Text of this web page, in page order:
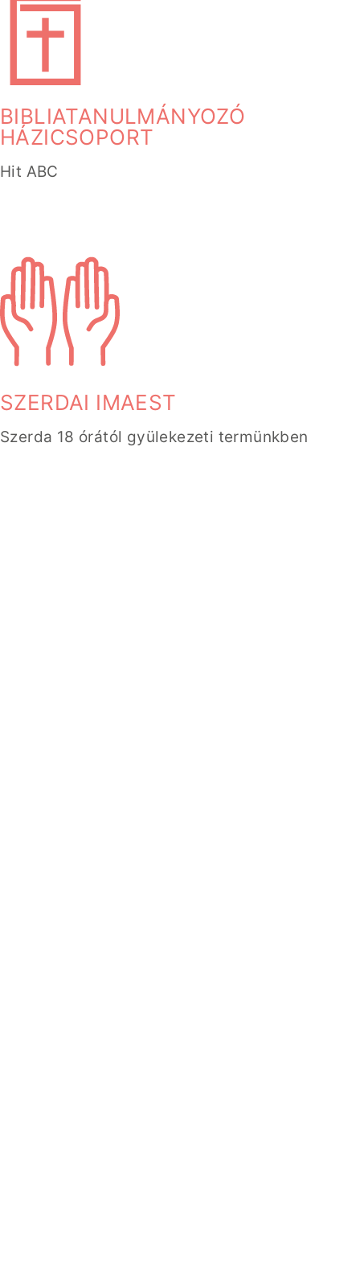
BIBLIATANULMÁNYOZÓ
HÁZICSOPORT
Hit ABC
SZERDAI IMAEST
Szerda 18 órától gyülekezeti termünkben